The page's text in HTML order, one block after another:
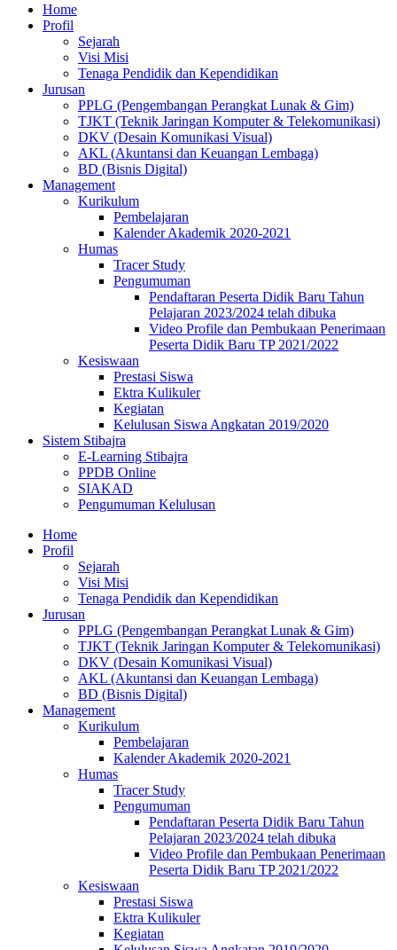
Home
Profil
Sejarah
Visi Misi
Tenaga Pendidik dan Kependidikan
Jurusan
PPLG (Pengembangan Perangkat Lunak & Gim)
TJKT (Teknik Jaringan Komputer & Telekomunikasi)
DKV (Desain Komunikasi Visual)
AKL (Akuntansi dan Keuangan Lembaga)
BD (Bisnis Digital)
Management
Kurikulum
Pembelajaran
Kalender Akademik 2020-2021
Humas
Tracer Study
Pengumuman
Pendaftaran Peserta Didik Baru Tahun
Pelajaran 2023/2024 telah dibuka
Video Profile dan Pembukaan Penerimaan
Peserta Didik Baru TP 2021/2022
Kesiswaan
Prestasi Siswa
Ektra Kulikuler
Kegiatan
Kelulusan Siswa Angkatan 2019/2020
Sistem Stibajra
E-Learning Stibajra
PPDB Online
SIAKAD
Pengumuman Kelulusan
Home
Profil
Sejarah
Visi Misi
Tenaga Pendidik dan Kependidikan
Jurusan
PPLG (Pengembangan Perangkat Lunak & Gim)
TJKT (Teknik Jaringan Komputer & Telekomunikasi)
DKV (Desain Komunikasi Visual)
AKL (Akuntansi dan Keuangan Lembaga)
BD (Bisnis Digital)
Management
Kurikulum
Pembelajaran
Kalender Akademik 2020-2021
Humas
Tracer Study
Pengumuman
Pendaftaran Peserta Didik Baru Tahun
Pelajaran 2023/2024 telah dibuka
Video Profile dan Pembukaan Penerimaan
Peserta Didik Baru TP 2021/2022
Kesiswaan
Prestasi Siswa
Ektra Kulikuler
Kegiatan